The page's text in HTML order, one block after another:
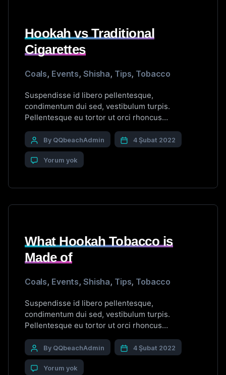
Hookah vs Traditional
Cigarettes
Coals, Events,Shisha, Tips, Tobacco
Suspendisse id libero pellentesque,
condimentum dui sed, vestibulum turpis.
Pellentesque eu tortor ut orci rhoncus
viverra. Nulla interdum nibh sit amet convallis
laoreet. Integer sit amet dolor ac lectus semper
mollis. Proin et porttitor velit. Mauris commodo
By QQbeachAdmin 4 Şubat 2022
Yorum yok
What Hookah Tobacco is
Made of
Coals, Events,Shisha, Tips, Tobacco
Suspendisse id libero pellentesque,
condimentum dui sed, vestibulum turpis.
Pellentesque eu tortor ut orci rhoncus
viverra. Nulla interdum nibh sit amet convallis
laoreet. Integer sit amet dolor ac lectus semper
mollis. Proin et porttitor velit. Mauris commodo
By QQbeachAdmin 4 Şubat 2022
Yorum yok